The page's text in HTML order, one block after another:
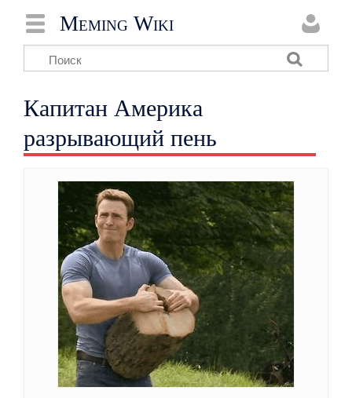
Meming Wiki
Капитан Америка
разрывающий пень